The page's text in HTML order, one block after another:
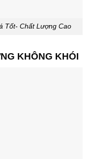
Tốt- Chất Lượng Cao
KHÔNG KHÓI